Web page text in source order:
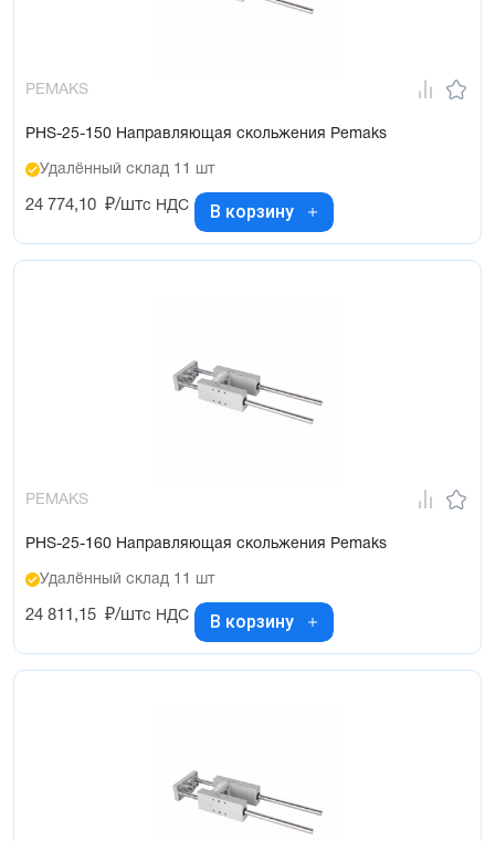
PEMAKS
PHS-25-150 Направляющая скольжения Pemaks
Удалённый склад 11 шт
24 774,10 ₽/штс НДС В корзину
PEMAKS
PHS-25-160 Направляющая скольжения Pemaks
Удалённый склад 11 шт
24 811,15 ₽/штс НДС В корзину